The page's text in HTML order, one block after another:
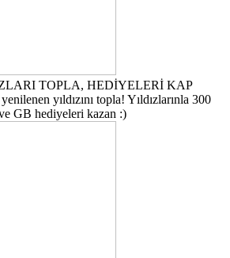
TOPLA, HEDİYELERİ KAP
yıldızını topla! Yıldızlarınla 300
GB hediyeleri kazan :)